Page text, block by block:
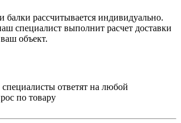
балки рассчитывается индивидуально.
специалист выполнит расчет доставки
ваш объект.
ответят на любой
по товару